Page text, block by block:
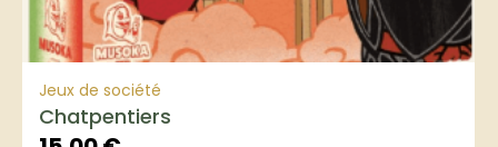
Jeux de société
Chatpentiers